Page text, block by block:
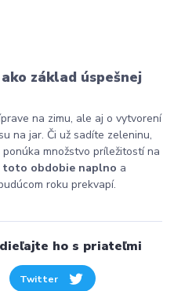
základ úspešnej
na zimu, ale aj o vytvorení
na jar. Či už sadíte zeleninu,
množstvo príležitostí na
toto obdobie naplno a
roku prekvapí.
ho s priateľmi
Twitter